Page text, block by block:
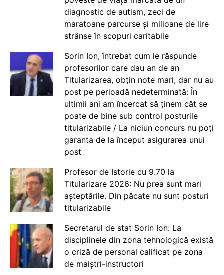
diagnostic de autism, zeci de
maratoane parcurse și milioane de lire
strânse în scopuri caritabile
Sorin Ion, întrebat cum le răspunde
profesorilor care dau an de an
Titularizarea, obțin note mari, dar nu au
post pe perioadă nedeterminată: În
ultimii ani am încercat să ținem cât se
poate de bine sub control posturile
titularizabile / La niciun concurs nu poți
garanta de la început asigurarea unui
post
Profesor de Istorie cu 9.70 la
Titularizare 2026: Nu prea sunt mari
așteptările. Din păcate nu sunt posturi
titularizabile
Secretarul de stat Sorin Ion: La
disciplinele din zona tehnologică există
o criză de personal calificat pe zona
de maiștri-instructori